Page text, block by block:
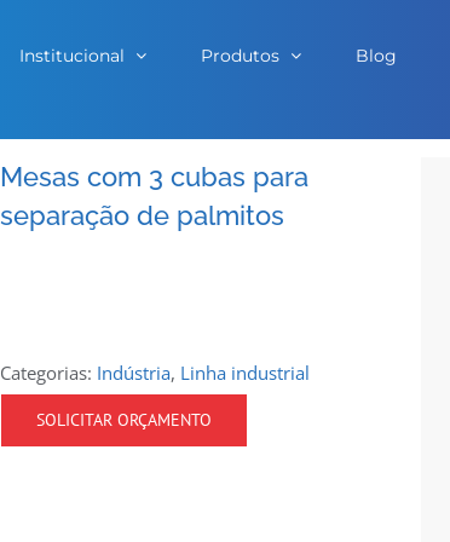
Institucional Produtos Blog
Mesas com 3 cubas para
separação de palmitos
Categorias: Indústria, Linha industrial
SOLICITAR ORÇAMENTO